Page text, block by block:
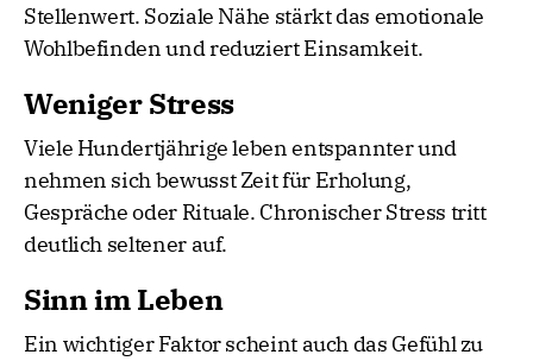
Stellenwert. Soziale Nähe stärkt das emotionale
Wohlbefinden und reduziert Einsamkeit.
Weniger Stress
Viele Hundertjährige leben entspannter und
nehmen sich bewusst Zeit für Erholung,
Gespräche oder Rituale. Chronischer Stress tritt
deutlich seltener auf.
Sinn im Leben
Ein wichtiger Faktor scheint auch das Gefühl zu